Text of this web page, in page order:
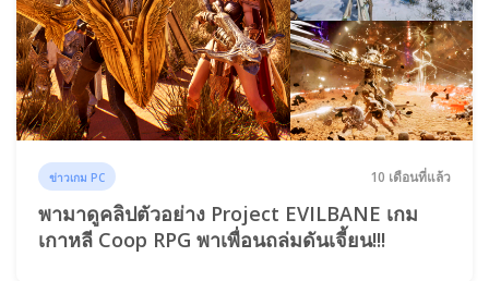
ข่าวเกม PC 10 เดือนที่แล้ว
พามาดูคลิปตัวอย่าง Project EVILBANE เกม
เกาหลี Coop RPG พาเพื่อนถล่มดันเจี้ยน!!!